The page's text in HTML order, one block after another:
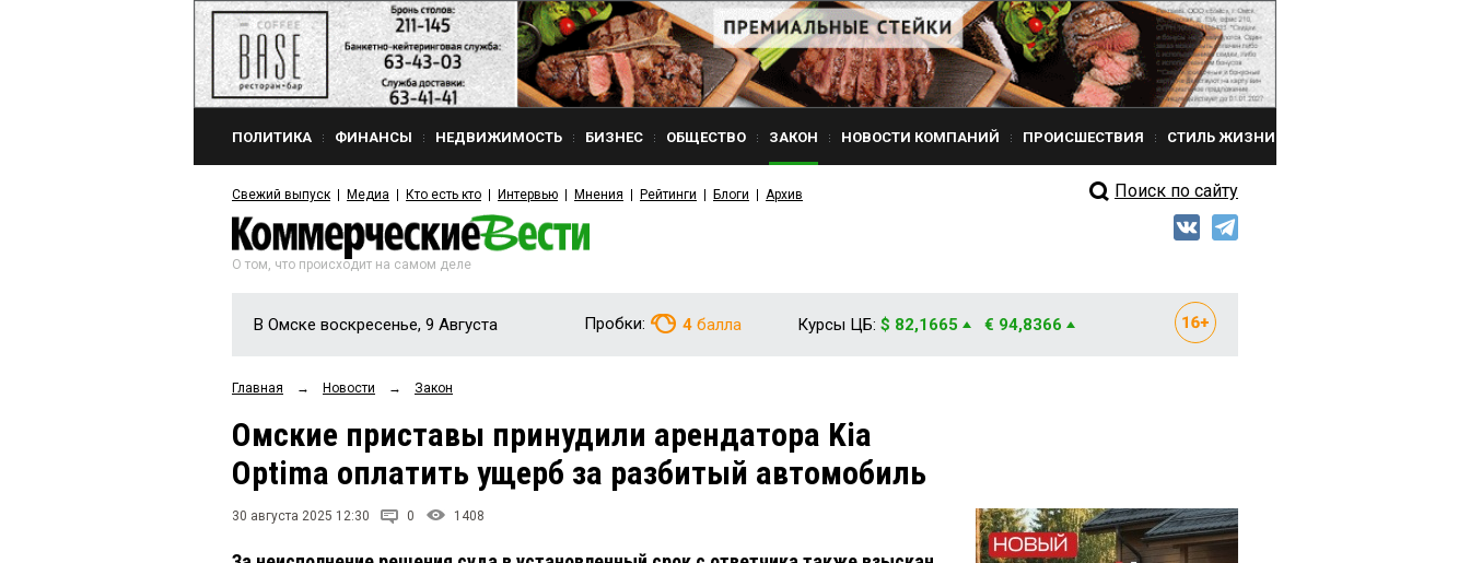
ПОЛИТИКА ФИНАНСЫ НЕДВИЖИМОСТЬ БИЗНЕС ОБЩЕСТВО ЗАКОН НОВОСТИ КОМПАНИЙ ПРОИСШЕСТВИЯ СТИЛЬ ЖИЗНИ
Свежий выпуск Медиа Кто есть кто Интервью Мнения Рейтинги Блоги Архив Поиск по сайту
О том, что происходит на самом деле
В Омске воскресенье, 9 Августа Пробки: 4 балла Курсы ЦБ: $ 82,1665 € 94,8366
Главная → Новости → Закон
Омские приставы принудили арендатора Kia
Optima оплатить ущерб за разбитый автомобиль
30 августа 2025 12:30 0 1408